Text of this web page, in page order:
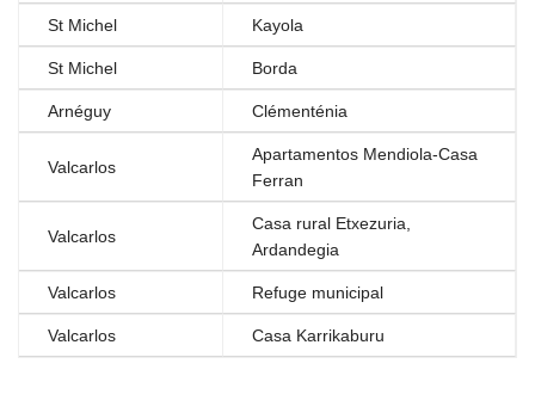
St Michel Kayola
St Michel Borda
Arnéguy Clémenténia
Valcarlos
Apartamentos Mendiola-Casa
Ferran
Valcarlos
Casa rural Etxezuria,
Ardandegia
Valcarlos Refuge municipal
Valcarlos Casa Karrikaburu